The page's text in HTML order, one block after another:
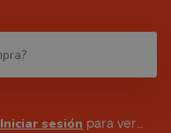
Iniciar sesión para ver tus direcciones